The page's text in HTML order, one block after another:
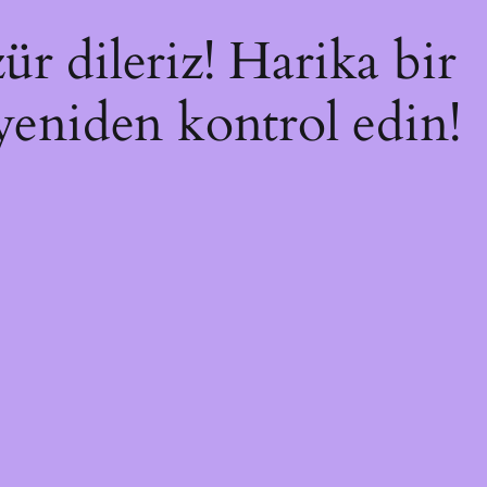
dileriz! Harika bir
kontrol edin!